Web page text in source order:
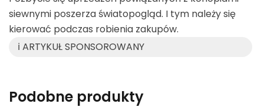
siewnymi poszerza światopogląd. I tym należy się
kierować podczas robienia zakupów.
ℹ️ ARTYKUŁ SPONSOROWANY
Podobne produkty